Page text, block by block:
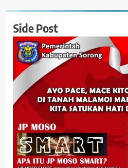
Side Post